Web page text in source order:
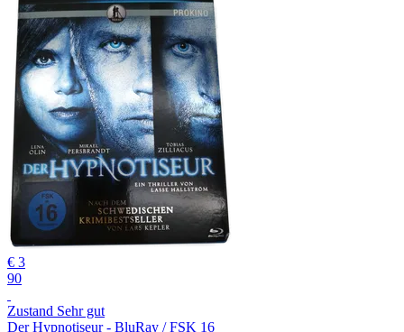
€ 3
90
Zustand Sehr gut
Der Hypnotiseur - BluRay / FSK 16